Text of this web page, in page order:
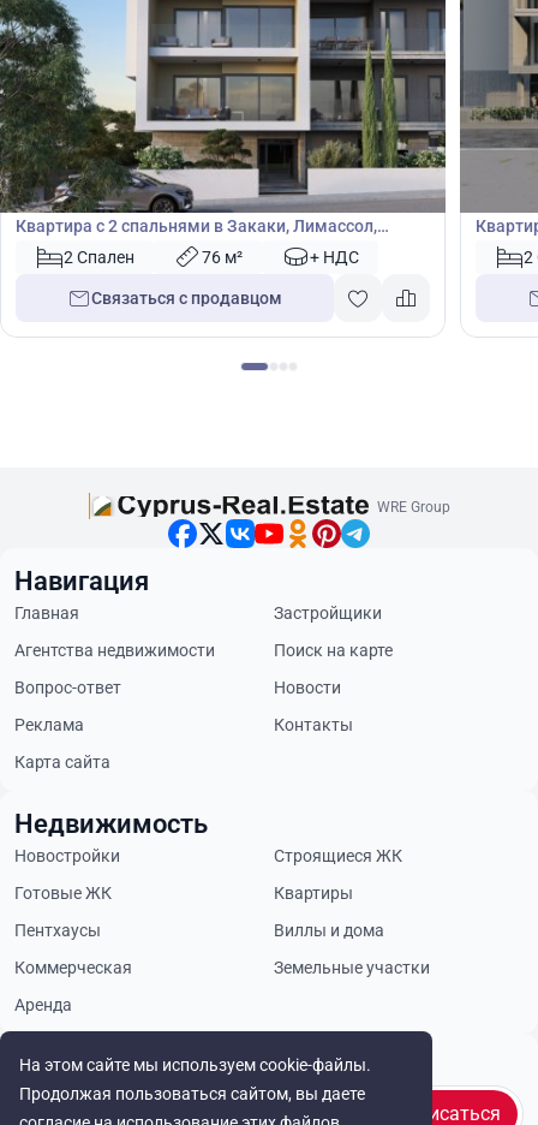
€339 000
Квартира
Квартира с 2 спальнями в Закаки, Лимассол,
Лимасол, Кипр № 47305
2 Спален 76 м² + НДС
Связаться с продавцом
€340
№
2
На этом сайте мы используем cookie-файлы.
Продолжая пользоваться сайтом, вы даете
WRE Group
Будьте в курсе
Подписаться
Навигация
Главная
Застройщики
Агентства недвижимости
Поиск на карте
Вопрос-ответ
Новости
Реклама
Контакты
Карта сайта
Недвижимость
Новостройки
Строящиеся ЖК
Готовые ЖК
Квартиры
Пентхаусы
Виллы и дома
Коммерческая
Земельные участки
Аренда